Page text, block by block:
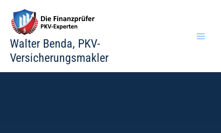
Inhalt
springen
Walter Benda, PKV-
Versicherungsmakler